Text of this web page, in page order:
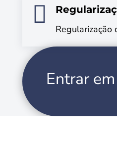

Regularização
Entrar